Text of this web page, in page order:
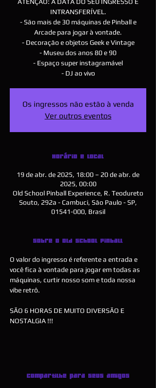
INTRANSFERÍVEL.
- São mais de 30 máquinas de Pinball e
Arcade para jogar à vontade.
- Decoração e objetos Geek e Vintage
- Museu dos anos 80 e 90
- Espaço super instagramável
- DJ ao vivo
Os ingressos não estão à venda
Ver outros eventos
Horário e local
19 de abr. de 2025, 18:00 – 20 de abr. de
2025, 00:00
Old School Pinball Experience, R. Teodureto
Souto, 292a - Cambuci, São Paulo - SP,
01541-000, Brasil
Sobre o Old School Pinball
O valor do ingresso é referente a entrada e
você fica à vontade para jogar em todas as
máquinas, curtir nosso som e toda nossa
vibe retrô.
SÃO 6 HORAS DE MUITO DIVERSÃO E
NOSTALGIA !!!
Compartilhe para seus amigos